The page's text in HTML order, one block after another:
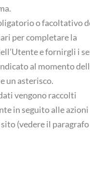
o facoltativo
per completare la
e fornirgli i
al momento
un asterisco.
vengono raccolti
in seguito alle azioni
(vedere il